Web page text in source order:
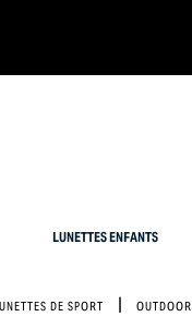
LUNETTES ENFANTS
DE SPORT OUTDOOR